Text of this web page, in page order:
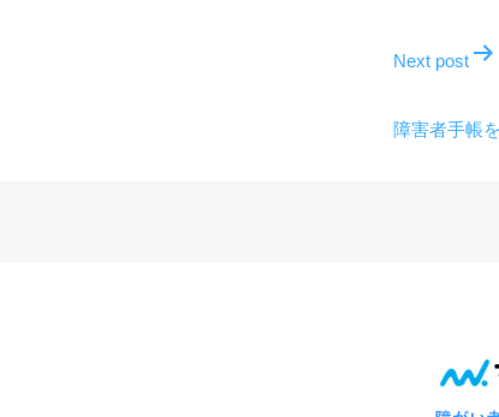
Next post
障害者手帳